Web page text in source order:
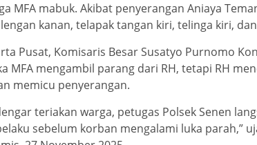
MFA mabuk. Akibat penyerangan Aniaya
kanan, telapak tangan kiri, telinga kiri,
Pusat, Komisaris Besar Susatyo Purnomo
MFA mengambil parang dari RH, tetapi RH
memicu penyerangan.
teriakan warga, petugas Polsek Senen
sebelum korban mengalami luka parah,”